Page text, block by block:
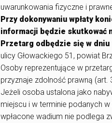
uwarunkowania fizyczne i
Przy dokonywaniu wpłaty
informacji będzie skutkować
Przetarg odbędzie się w dniu
ulicy Głowackiego 51, powiat
Osoby reprezentujące w
przyznaje zdolność prawną (art.
Jeżeli osoba ustalona jako
miejscu i w terminie podanych
wpłacone wadium nie podlega